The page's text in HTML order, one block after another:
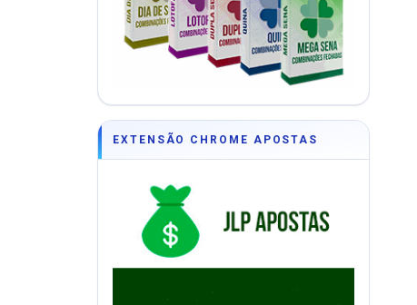
EXTENSÃO CHROME APOSTAS